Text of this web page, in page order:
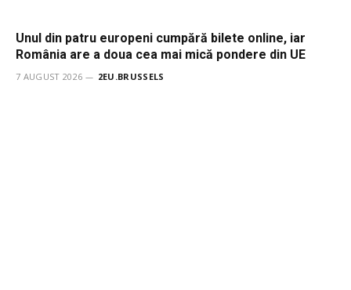
Unul din patru europeni cumpără bilete online, iar
România are a doua cea mai mică pondere din UE
7 AUGUST 2026 2EU.BRUSSELS